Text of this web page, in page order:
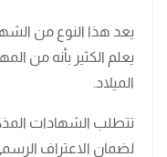
يعد هذا النوع من
يعلم الكثير بأنه من
الميلاد.
تتطلب الشهادات
لضمان الاعتراف